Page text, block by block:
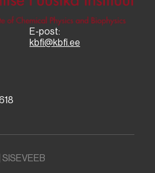
E-post:
kbfi@kbfi.ee
SISEVEEB